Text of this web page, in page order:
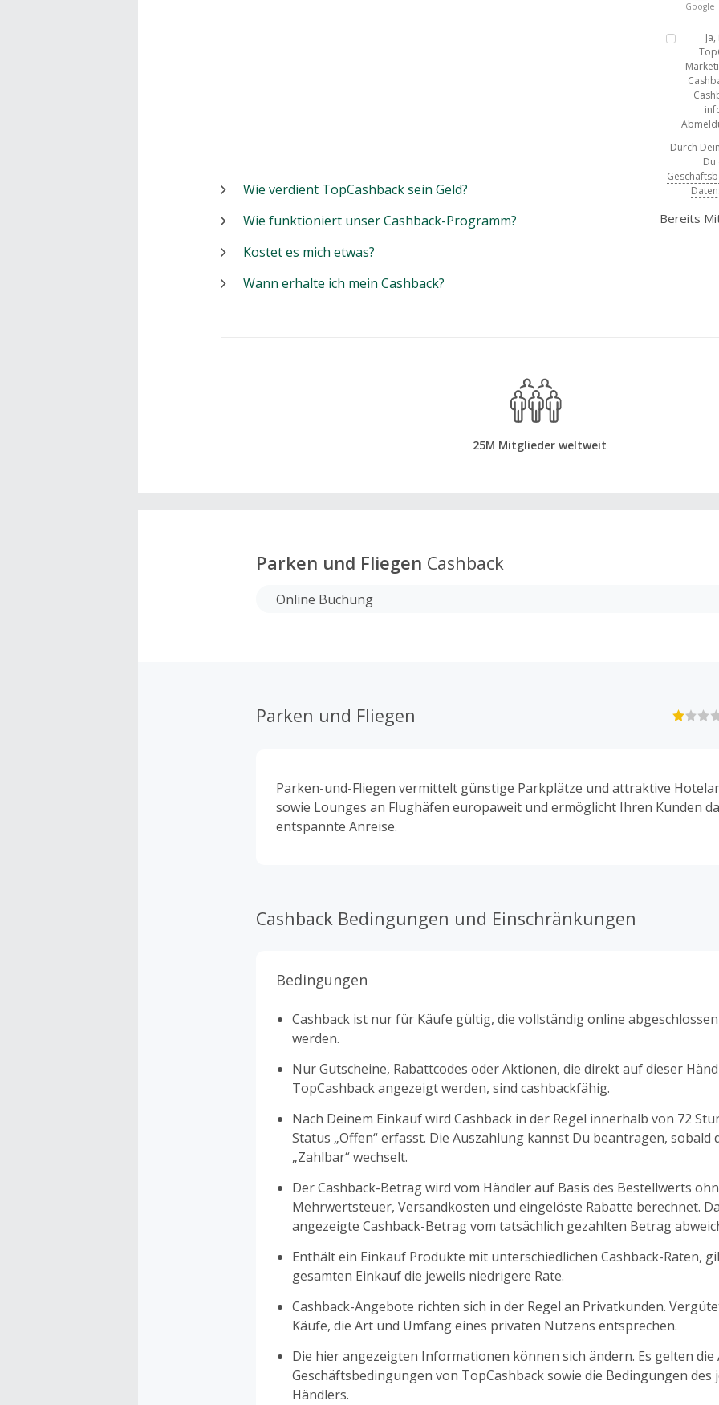
Google
Durch
Bereits
Wie verdient TopCashback sein Geld?
Wie funktioniert unser Cashback-Programm?
Kostet es mich etwas?
Wann erhalte ich mein Cashback?
25M Mitglieder weltweit
Parken und Fliegen Cashback
Online Buchung
Parken und Fliegen
Parken-und-Fliegen vermittelt günstige Parkplätze und attraktive
sowie Lounges an Flughäfen europaweit und ermöglicht Ihren Kunden
entspannte Anreise.
Cashback Bedingungen und Einschränkungen
Bedingungen
Cashback ist nur für Käufe gültig, die vollständig online
werden.
Nur Gutscheine, Rabattcodes oder Aktionen, die direkt auf dieser
TopCashback angezeigt werden, sind cashbackfähig.
Nach Deinem Einkauf wird Cashback in der Regel innerhalb von 72
Status „Offen“ erfasst. Die Auszahlung kannst Du beantragen, sobald
„Zahlbar“ wechselt.
Der Cashback-Betrag wird vom Händler auf Basis des Bestellwerts
Mehrwertsteuer, Versandkosten und eingelöste Rabatte berechnet.
angezeigte Cashback-Betrag vom tatsächlich gezahlten Betrag
Enthält ein Einkauf Produkte mit unterschiedlichen Cashback-Raten,
gesamten Einkauf die jeweils niedrigere Rate.
Cashback-Angebote richten sich in der Regel an Privatkunden.
Käufe, die Art und Umfang eines privaten Nutzens entsprechen.
Die hier angezeigten Informationen können sich ändern. Es gelten die
Geschäftsbedingungen von TopCashback sowie die Bedingungen des
Händlers.